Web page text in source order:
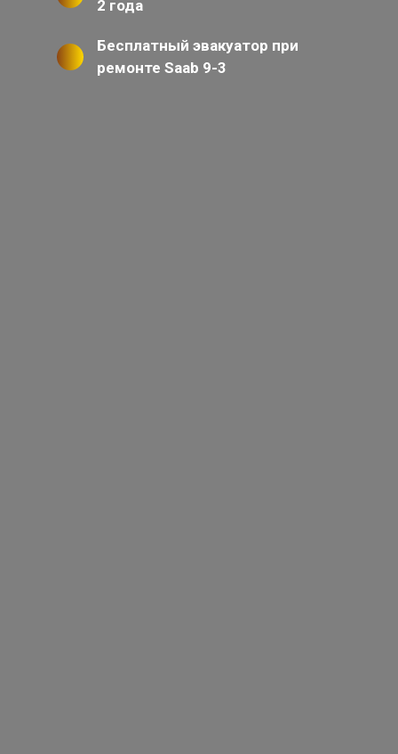
2 года
Бесплатный эвакуатор при
ремонте Saab 9-3